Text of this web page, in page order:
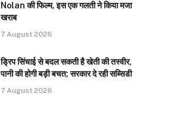
Nolan की फिल्म, इस एक गलती ने किया मजा
खराब
7 August 2026
ड्रिप सिंचाई से बदल सकती है खेती की तस्वीर,
पानी की होगी बड़ी बचत; सरकार दे रही सब्सिडी
7 August 2026